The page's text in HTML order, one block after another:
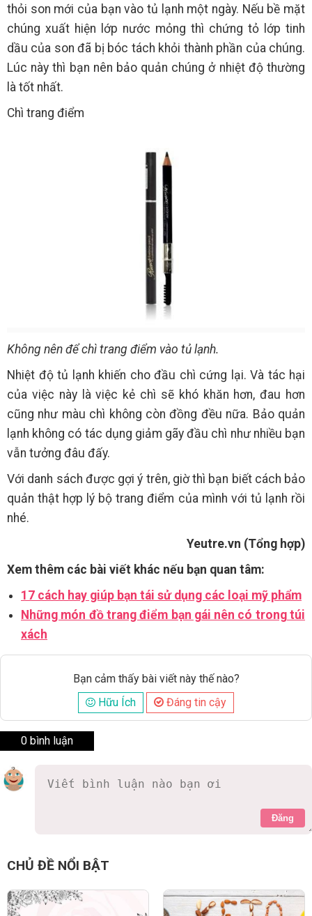
thỏi son mới của bạn vào tủ lạnh một ngày. Nếu bề mặt
chúng xuất hiện lớp nước mỏng thì chứng tỏ lớp tinh
dầu của son đã bị bóc tách khỏi thành phần của chúng.
Lúc này thì bạn nên bảo quản chúng ở nhiệt độ thường
là tốt nhất.
Chì trang điểm
Không nên để chì trang điểm vào tủ lạnh.
Nhiệt độ tủ lạnh khiến cho đầu chì cứng lại. Và tác hại
của việc này là việc kẻ chì sẽ khó khăn hơn, đau hơn
cũng như màu chì không còn đồng đều nữa. Bảo quản
lạnh không có tác dụng giảm gãy đầu chì như nhiều bạn
vẫn tưởng đâu đấy.
Với danh sách được gợi ý trên, giờ thì bạn biết cách bảo
quản thật hợp lý bộ trang điểm của mình với tủ lạnh rồi
nhé.
Yeutre.vn (Tổng hợp)
Xem thêm các bài viết khác nếu bạn quan tâm:
17 cách hay giúp bạn tái sử dụng các loại mỹ phẩm
Những món đồ trang điểm bạn gái nên có trong túi
xách
Bạn cảm thấy bài viết này thế nào?
Hữu Ích
Đáng tin cậy
0 bình luận
Đăng
CHỦ ĐỀ NỔI BẬT